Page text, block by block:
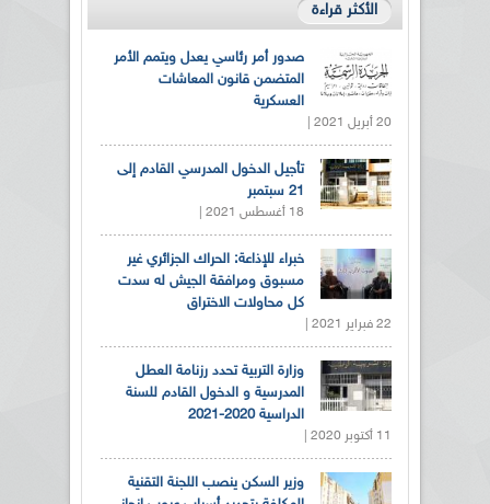
الأكثر قراءة
صدور أمر رئاسي يعدل ويتمم الأمر
المتضمن قانون المعاشات
العسكرية
20 أبريل 2021 |
تأجيل الدخول المدرسي القادم إلى
21 سبتمبر
18 أغسطس 2021 |
خبراء للإذاعة: الحراك الجزائري غير
مسبوق ومرافقة الجيش له سدت
كل محاولات الاختراق
22 فبراير 2021 |
وزارة التربية تحدد رزنامة العطل
المدرسية و الدخول القادم للسنة
الدراسية 2020-2021
11 أكتوبر 2020 |
وزير السكن ينصب اللجنة التقنية